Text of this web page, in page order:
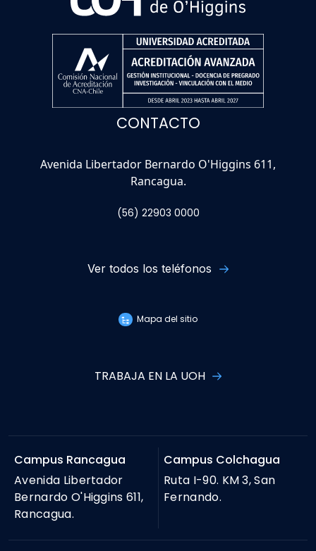
CONTACTO
Avenida Libertador Bernardo O'Higgins 611,
Rancagua.
(56) 22903 0000
Ver todos los teléfonos
Mapa del sitio
TRABAJA EN LA UOH
Campus Rancagua
Avenida Libertador
Bernardo O'Higgins 611,
Rancagua.
Campus Colchagua
Ruta I-90. KM 3, San
Fernando.